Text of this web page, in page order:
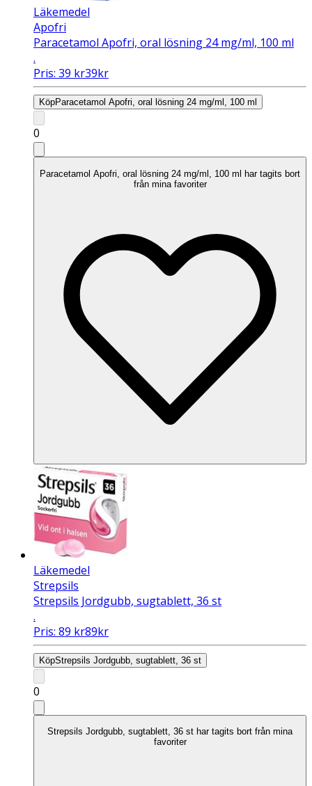
Läkemedel
Apofri
Paracetamol Apofri, oral lösning 24 mg/ml, 100 ml
.
Pris: 39 kr39kr
KöpParacetamol Apofri, oral lösning 24 mg/ml, 100 ml
0
Paracetamol Apofri, oral lösning 24 mg/ml, 100 ml har tagits bort
från mina favoriter
Läkemedel
Strepsils
Strepsils Jordgubb, sugtablett, 36 st
.
Pris: 89 kr89kr
KöpStrepsils Jordgubb, sugtablett, 36 st
0
Strepsils Jordgubb, sugtablett, 36 st har tagits bort från mina
favoriter